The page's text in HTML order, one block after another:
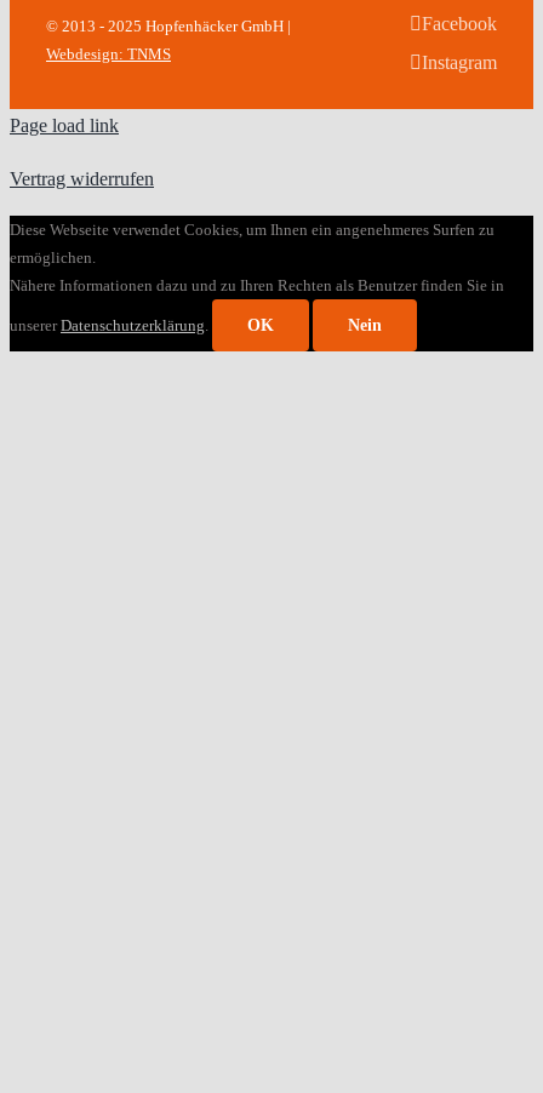
© 2013 - 2025 Hopfenhäcker GmbH |
Webdesign: TNMS
Facebook
Instagram
Page load link
Vertrag widerrufen
Diese Webseite verwendet Cookies, um Ihnen ein angenehmeres Surfen zu
ermöglichen.
Nähere Informationen dazu und zu Ihren Rechten als Benutzer finden Sie in
unsererDatenschutzerklärung. OK Nein